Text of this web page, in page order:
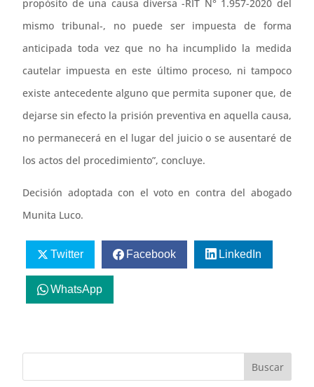
propósito de una causa diversa -RIT N° 1.957-2020 del
mismo tribunal-, no puede ser impuesta de forma
anticipada toda vez que no ha incumplido la medida
cautelar impuesta en este último proceso, ni tampoco
existe antecedente alguno que permita suponer que, de
dejarse sin efecto la prisión preventiva en aquella causa,
no permanecerá en el lugar del juicio o se ausentaré de
los actos del procedimiento”, concluye.
Decisión adoptada con el voto en contra del abogado
Munita Luco.
Twitter Facebook LinkedIn
WhatsApp